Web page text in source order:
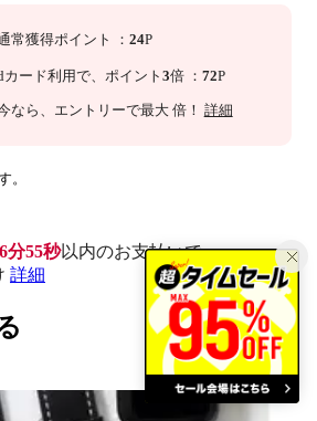
常獲得ポイント ： 24P
カード利用で、 ポイント 3倍 ： 72P
なら 、エントリーで最大 倍！ 詳細
。
分54秒以内のお支払いで
詳細